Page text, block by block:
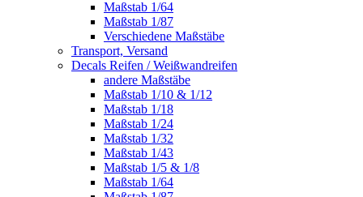
Maßstab 1/64
Maßstab 1/87
Verschiedene Maßstäbe
Transport, Versand
Decals Reifen / Weißwandreifen
andere Maßstäbe
Maßstab 1/10 & 1/12
Maßstab 1/18
Maßstab 1/24
Maßstab 1/32
Maßstab 1/43
Maßstab 1/5 & 1/8
Maßstab 1/64